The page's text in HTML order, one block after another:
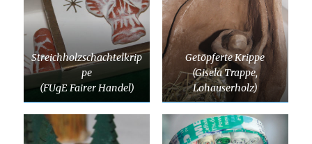
Streichholzschachtelkrip
pe
(FUgE Fairer Handel)
Getöpferte Krippe
(Gisela Trappe,
Lohauserholz)